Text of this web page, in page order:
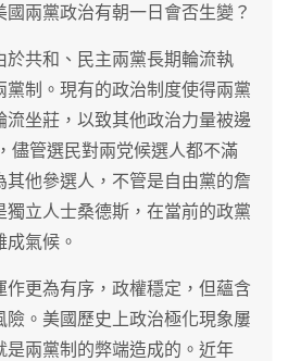
兩黨政治有朝一日會否生變？
於共和、民主兩黨長期輪流執
制。現有的政治制度使得兩黨
流坐莊，以致其他政治力量被邊
儘管選民對兩党候選人都不滿
其他參選人，不管是自由黨的詹
立人士桑德斯，在當前的政黨
氣候。
作更為有序，政權穩定，但蘊含
險。美國歷史上政治極化現象屢
是兩黨制的弊端造成的。近年